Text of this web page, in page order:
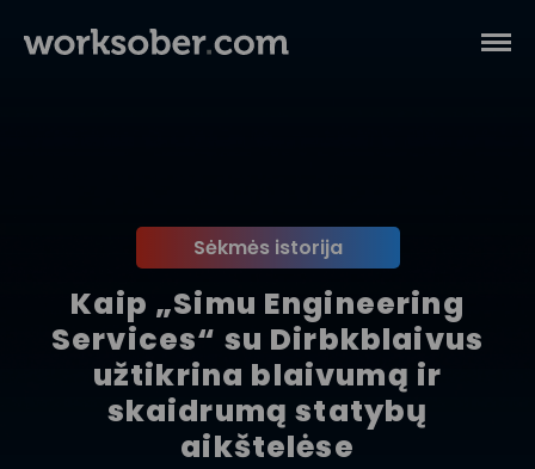
Sėkmės istorija
Kaip „Simu Engineering
Services“ su Dirbkblaivus
užtikrina blaivumą ir
skaidrumą statybų
aikštelėse